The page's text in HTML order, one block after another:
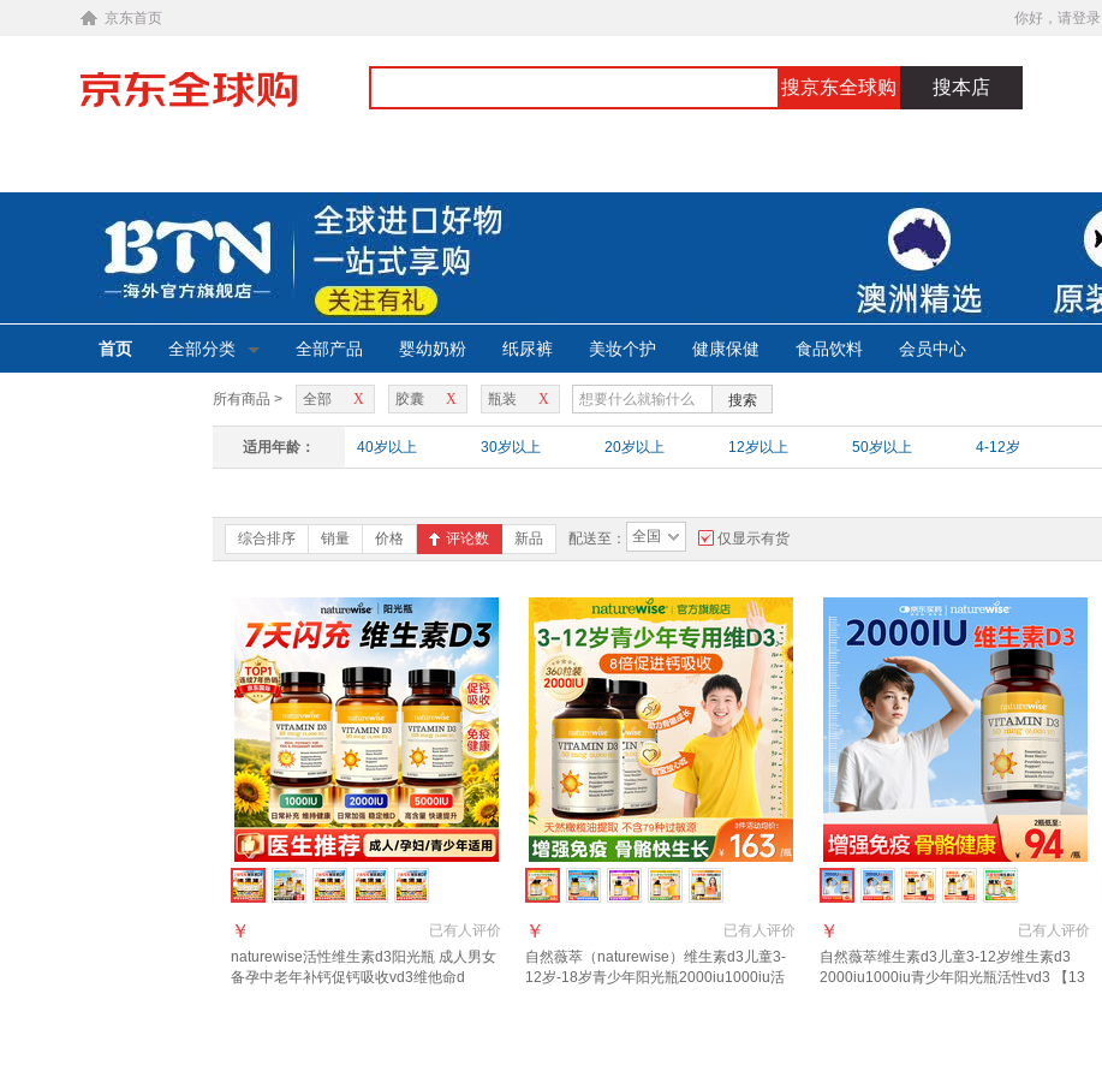
京东首页 你好，请登录
搜京东全球购 搜本店
首页 全部分类 全部产品 婴幼奶粉 纸尿裤 美妆个护 健康保健 食品饮料 会员中心
所有商品 > X
全部 X
胶囊 X
瓶装 搜索
适用年龄： 40岁以上 30岁以上 20岁以上 12岁以上 50岁以上 4-12岁
综合排序 销量 价格 评论数 新品 配送至： 全国 仅显示有货
已有人评价
￥
naturewise活性维生素d3阳光瓶 成人男女
备孕中老年补钙促钙吸收vd3维他命d
已有人评价
￥
自然薇萃（naturewise）维生素d3儿童3-
12岁-18岁青少年阳光瓶2000iu1000iu活
已有人评价
￥
自然薇萃维生素d3儿童3-12岁维生素d3
2000iu1000iu青少年阳光瓶活性vd3 【13